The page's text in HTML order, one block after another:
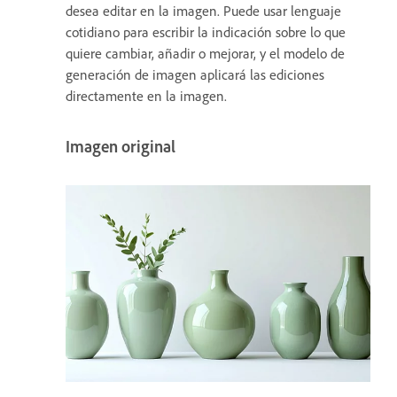
desea editar en la imagen. Puede usar lenguaje
cotidiano para escribir la indicación sobre lo que
quiere cambiar, añadir o mejorar, y el modelo de
generación de imagen aplicará las ediciones
directamente en la imagen.
Imagen original